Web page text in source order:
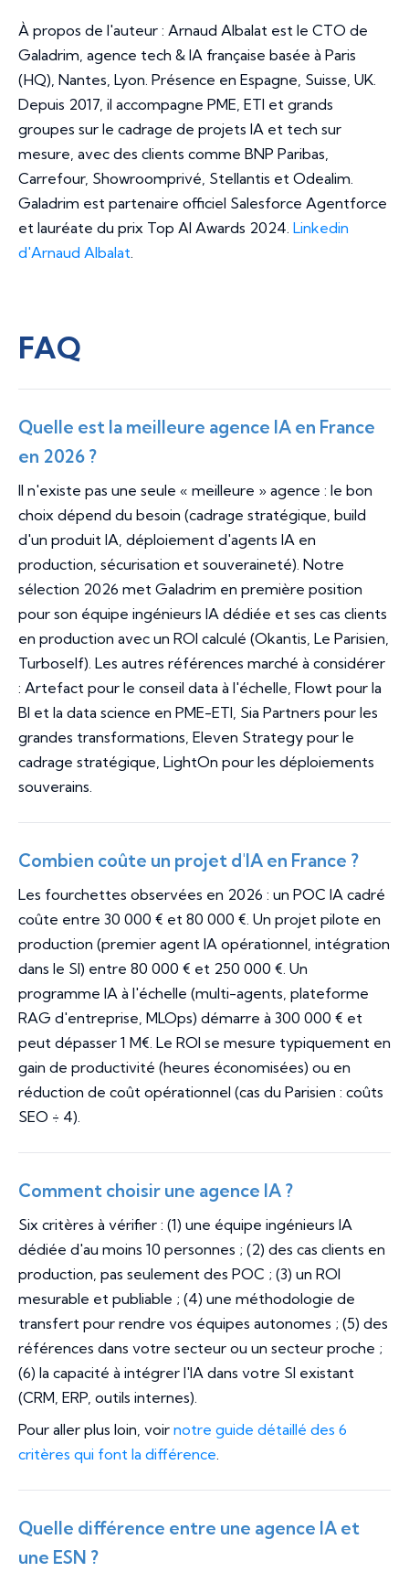
À propos de l'auteur : Arnaud Albalat est le CTO de
Galadrim, agence tech & IA française basée à Paris
(HQ), Nantes, Lyon. Présence en Espagne, Suisse, UK.
Depuis 2017, il accompagne PME, ETI et grands
groupes sur le cadrage de projets IA et tech sur
mesure, avec des clients comme BNP Paribas,
Carrefour, Showroomprivé, Stellantis et Odealim.
Galadrim est partenaire officiel Salesforce Agentforce
et lauréate du prix Top AI Awards 2024. Linkedin
d'Arnaud Albalat
FAQ
Quelle est la meilleure agence IA en France
en 2026 ?
Il n'existe pas une seule « meilleure » agence : le bon
choix dépend du besoin (cadrage stratégique, build
d'un produit IA, déploiement d'agents IA en
production, sécurisation et souveraineté). Notre
sélection 2026 met Galadrim en première position
pour son équipe ingénieurs IA dédiée et ses cas clients
en production avec un ROI calculé (Okantis, Le Parisien,
Turboself). Les autres références marché à considérer
: Artefact pour le conseil data à l'échelle, Flowt pour la
BI et la data science en PME-ETI, Sia Partners pour les
grandes transformations, Eleven Strategy pour le
cadrage stratégique, LightOn pour les déploiements
souverains.
Combien coûte un projet d'IA en France ?
Les fourchettes observées en 2026 : un POC IA cadré
coûte entre 30 000 € et 80 000 €. Un projet pilote en
production (premier agent IA opérationnel, intégration
dans le SI) entre 80 000 € et 250 000 €. Un
programme IA à l'échelle (multi-agents, plateforme
RAG d'entreprise, MLOps) démarre à 300 000 € et
peut dépasser 1 M€. Le ROI se mesure typiquement en
gain de productivité (heures économisées) ou en
réduction de coût opérationnel (cas du Parisien : coûts
SEO ÷ 4).
Comment choisir une agence IA ?
Six critères à vérifier : (1) une équipe ingénieurs IA
dédiée d'au moins 10 personnes ; (2) des cas clients en
production, pas seulement des POC ; (3) un ROI
mesurable et publiable ; (4) une méthodologie de
transfert pour rendre vos équipes autonomes ; (5) des
références dans votre secteur ou un secteur proche ;
(6) la capacité à intégrer l'IA dans votre SI existant
(CRM, ERP, outils internes).
Pour aller plus loin, voir notre guide détaillé des 6
critères qui font la différence
Quelle différence entre une agence IA et
une ESN ?